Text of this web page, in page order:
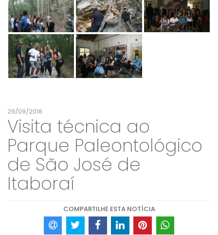
29/09/2018
Visita técnica ao
Parque Paleontológico
de São José de
Itaboraí
COMPARTILHE ESTA NOTÍCIA